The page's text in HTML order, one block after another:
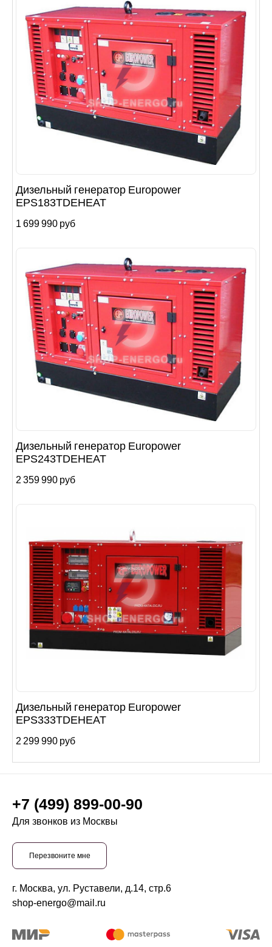
Дизельный генератор Europower
EPS183TDEHEAT
1 699 990 руб
Дизельный генератор Europower
EPS243TDEHEAT
2 359 990 руб
Дизельный генератор Europower
EPS333TDEHEAT
2 299 990 руб
+7 (499) 899-00-90
Для звонков из Москвы
Перезвоните мне
г. Москва, ул. Руставели, д.14, стр.6
shop-energo@mail.ru